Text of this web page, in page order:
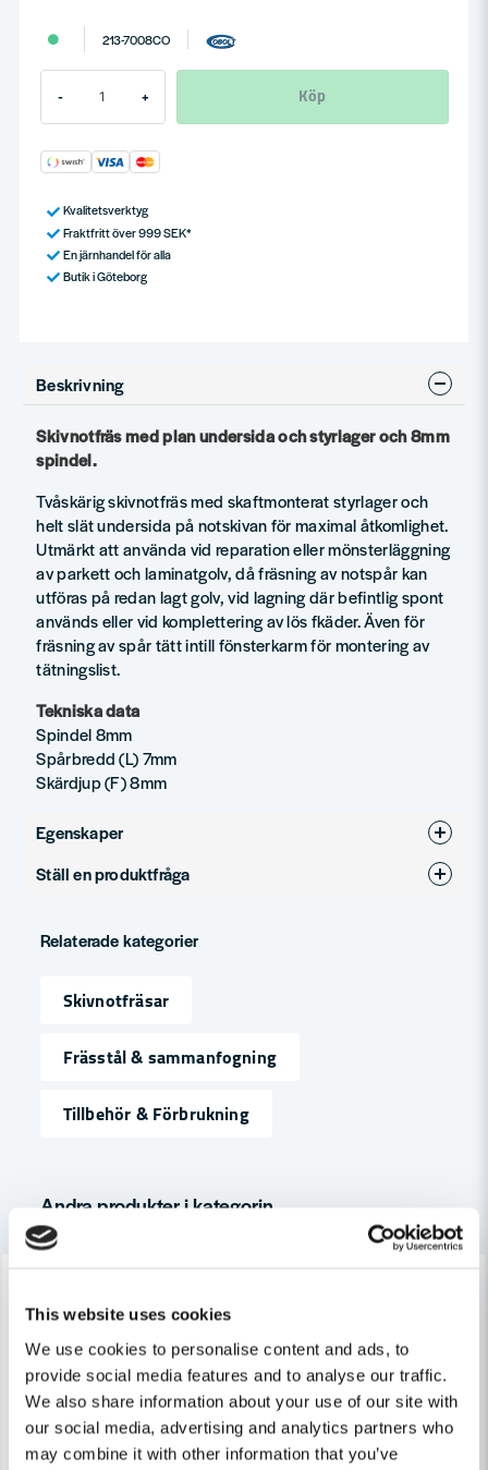
This website uses cookies
We use cookies to personalise content and ads, to
provide social media features and to analyse our traffic.
We also share information about your use of our site with
our social media, advertising and analytics partners who
may combine it with other information that you’ve
213-7008CO
- + Köp
Kvalitetsverktyg
Fraktfritt över 999 SEK*
En järnhandel för alla
Butik i Göteborg
Beskrivning
Skivnotfräs med plan undersida och styrlager och 8mm
spindel.
Tvåskärig skivnotfräs med skaftmonterat styrlager och
helt slät undersida på notskivan för maximal åtkomlighet.
Utmärkt att använda vid reparation eller mönsterläggning
av parkett och laminatgolv, då fräsning av notspår kan
utföras på redan lagt golv, vid lagning där befintlig spont
används eller vid komplettering av lös fkäder. Även för
fräsning av spår tätt intill fönsterkarm för montering av
tätningslist.
Tekniska data
Spindel 8mm
Spårbredd (L) 7mm
Skärdjup (F) 8mm
Egenskaper
Produkttyp
Ställ en produktfråga
Fråga oss något om denna produkten...
Namn
email
Skicka fråga
Relaterade kategorier
Skivnotfräsar
Frässtål & sammanfogning
Tillbehör & Förbrukning
Andra produkter i kategorin